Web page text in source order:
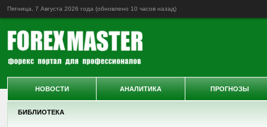
Пятница, 7 Августа 2026 года (обновлено 10 часов назад)
БИБЛИОТЕКА
НОВОСТИ АНАЛИТИКА ПРОГНОЗЫ